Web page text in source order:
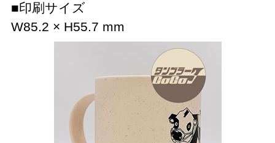
印刷サイズ
W85.2 × H55.7 mm